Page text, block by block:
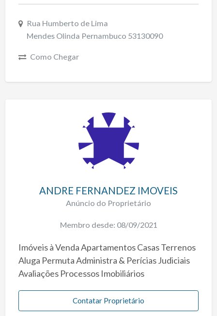
Rua Humberto de Lima
Mendes Olinda Pernambuco 53130090
Como Chegar
ANDRE FERNANDEZ IMOVEIS
Anúncio do Proprietário
Membro desde: 08/09/2021
Imóveis à Venda Apartamentos Casas Terrenos
Aluga Permuta Administra & Perícias Judiciais
Avaliações Processos Imobiliários
Contatar Proprietário